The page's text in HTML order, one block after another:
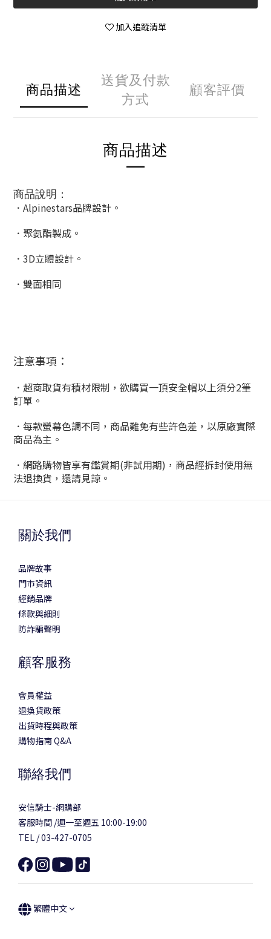
加入追蹤清單
商品描述
送貨及付款
方式
顧客評價
商品描述
商品說明：
．Alpinestars品牌設計。
．聚氨酯製成。
．3D立體設計。
．雙面相同
注意事項：
．超商取貨有積材限制，欲購買一頂安全帽以上須分2筆
訂單。
．每款螢幕色調不同，商品難免有些許色差，以原廠實際
商品為主。
．網路購物皆享有鑑賞期(非試用期)，商品經拆封使用無
法退換貨，還請見諒。
關於我們
品牌故事
門市資訊
經銷品牌
條款與細則
防詐騙聲明
顧客服務
會員權益
退換貨政策
出貨時程與政策
購物指南 Q&A
聯絡我們
安信騎士-網購部
客服時間 /週一至週五 10:00-19:00
TEL / 03-427-0705
繁體中文